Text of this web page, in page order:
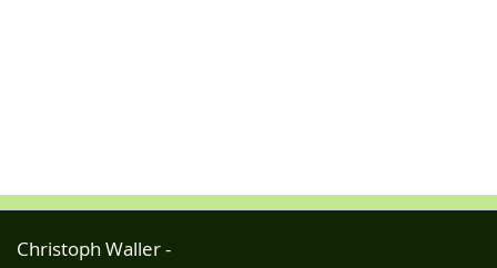
Christoph Waller -